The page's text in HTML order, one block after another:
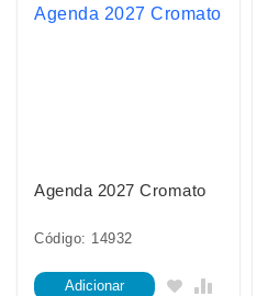
Agenda 2027 Cromato
Código: 14932
Adicionar